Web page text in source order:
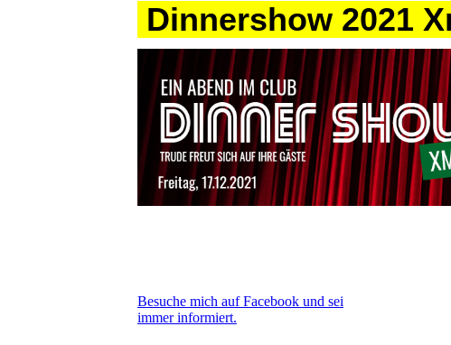
Dinnershow 2021
Besuche mich auf Facebook und sei
immer informiert.